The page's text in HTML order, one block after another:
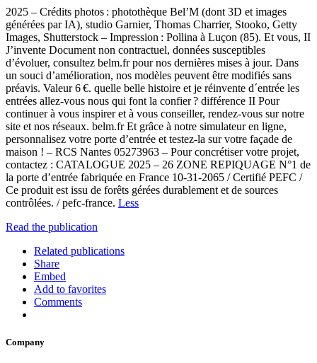
2025 – Crédits photos : photothèque Bel’M (dont 3D et images
générées par IA), studio Garnier, Thomas Charrier, Stooko, Getty
Images, Shutterstock – Impression : Pollina à Luçon (85). Et vous, II
J’invente Document non contractuel, données susceptibles
d’évoluer, consultez belm.fr pour nos dernières mises à jour. Dans
un souci d’amélioration, nos modèles peuvent être modifiés sans
préavis. Valeur 6 €. quelle belle histoire et je réinvente d´entrée les
entrées allez-vous nous qui font la confier ? différence II Pour
continuer à vous inspirer et à vous conseiller, rendez-vous sur notre
site et nos réseaux. belm.fr Et grâce à notre simulateur en ligne,
personnalisez votre porte d’entrée et testez-la sur votre façade de
maison ! – RCS Nantes 05273963 – Pour concrétiser votre projet,
contactez : CATALOGUE 2025 – 26 ZONE REPIQUAGE N°1 de
la porte d’entrée fabriquée en France 10-31-2065 / Certifié PEFC /
Ce produit est issu de forêts gérées durablement et de sources
contrôlées. / pefc-france. Less
Read the publication
Related publications
Share
Embed
Add to favorites
Comments
Company